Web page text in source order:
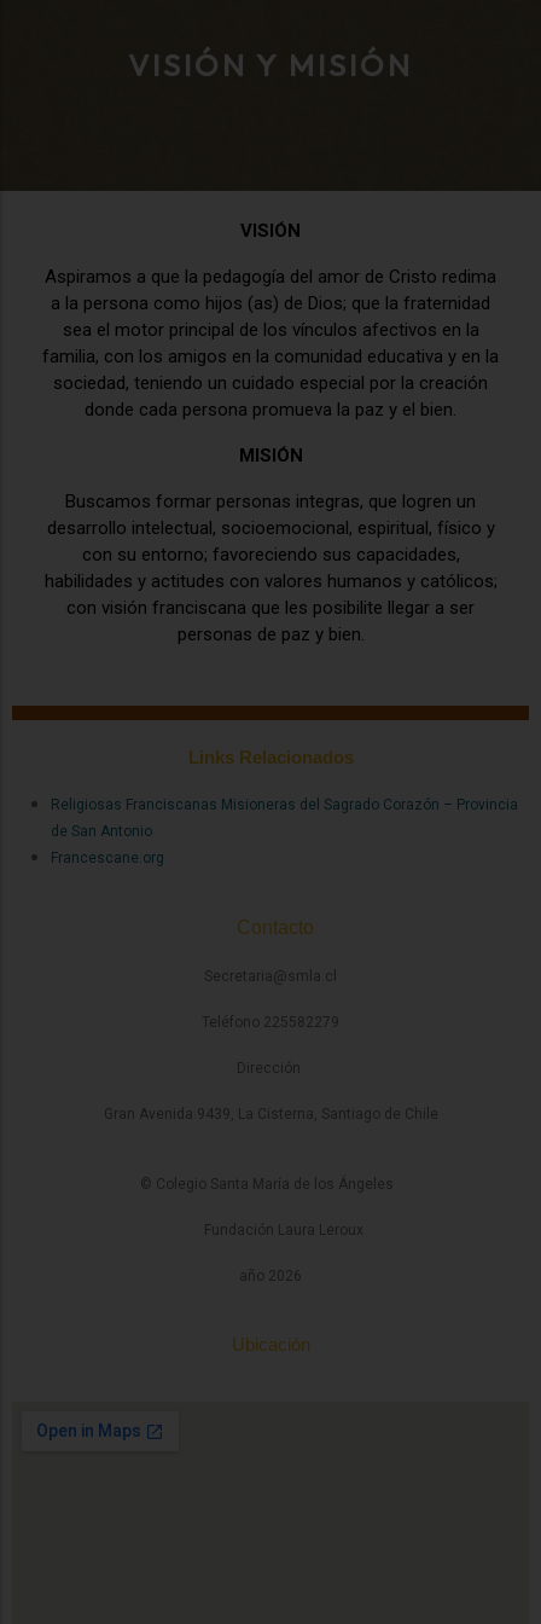
VISIÓN Y MISIÓN
VISIÓN
Aspiramos a que la pedagogía del amor de Cristo redima
a la persona como hijos (as) de Dios; que la fraternidad
sea el motor principal de los vínculos afectivos en la
familia, con los amigos en la comunidad educativa y en la
sociedad, teniendo un cuidado especial por la creación
donde cada persona promueva la paz y el bien.
MISIÓN
Buscamos formar personas integras, que logren un
desarrollo intelectual, socioemocional, espiritual, físico y
con su entorno; favoreciendo sus capacidades,
habilidades y actitudes con valores humanos y católicos;
con visión franciscana que les posibilite llegar a ser
personas de paz y bien.
Links Relacionados
Religiosas Franciscanas Misioneras del Sagrado Corazón – Provincia
de San Antonio
Francescane.org
Contacto
Secretaria@smla.cl
Teléfono 225582279
Dirección
Gran Avenida 9439, La Cisterna, Santiago de Chile
© Colegio Santa María de los Ángeles
Fundación Laura Leroux
año 2026
Ubicación